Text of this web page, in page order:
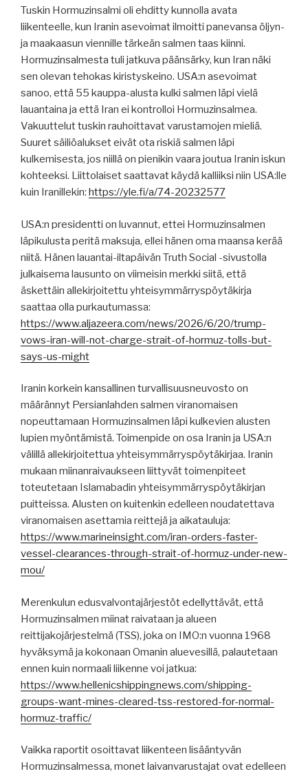
Tuskin Hormuzinsalmi oli ehditty kunnolla avata
liikenteelle, kun Iranin asevoimat ilmoitti panevansa öljyn-
ja maakaasun viennille tärkeän salmen taas kiinni.
Hormuzinsalmesta tuli jatkuva päänsärky, kun Iran näki
sen olevan tehokas kiristyskeino. USA:n asevoimat
sanoo, että 55 kauppa-alusta kulki salmen läpi vielä
lauantaina ja että Iran ei kontrolloi Hormuzinsalmea.
Vakuuttelut tuskin rauhoittavat varustamojen mieliä.
Suuret säiliöalukset eivät ota riskiä salmen läpi
kulkemisesta, jos niillä on pienikin vaara joutua Iranin iskun
kohteeksi. Liittolaiset saattavat käydä kalliiksi niin USA:lle
kuin Iranillekin: https://yle.fi/a/74-20232577
USA:n presidentti on luvannut, ettei Hormuzinsalmen
läpikulusta peritä maksuja, ellei hänen oma maansa kerää
niitä. Hänen lauantai-iltapäivän Truth Social -sivustolla
julkaisema lausunto on viimeisin merkki siitä, että
äskettäin allekirjoitettu yhteisymmärryspöytäkirja
saattaa olla purkautumassa:
https://www.aljazeera.com/news/2026/6/20/trump-
vows-iran-will-not-charge-strait-of-hormuz-tolls-but-
says-us-might
Iranin korkein kansallinen turvallisuusneuvosto on
määrännyt Persianlahden salmen viranomaisen
nopeuttamaan Hormuzinsalmen läpi kulkevien alusten
lupien myöntämistä. Toimenpide on osa Iranin ja USA:n
välillä allekirjoitettua yhteisymmärryspöytäkirjaa. Iranin
mukaan miinanraivaukseen liittyvät toimenpiteet
toteutetaan Islamabadin yhteisymmärryspöytäkirjan
puitteissa. Alusten on kuitenkin edelleen noudatettava
viranomaisen asettamia reittejä ja aikatauluja:
https://www.marineinsight.com/iran-orders-faster-
vessel-clearances-through-strait-of-hormuz-under-new-
mou/
Merenkulun edusvalvontajärjestöt edellyttävät, että
Hormuzinsalmen miinat raivataan ja alueen
reittijakojärjestelmä (TSS), joka on IMO:n vuonna 1968
hyväksymä ja kokonaan Omanin aluevesillä, palautetaan
ennen kuin normaali liikenne voi jatkua:
https://www.hellenicshippingnews.com/shipping-
groups-want-mines-cleared-tss-restored-for-normal-
hormuz-traffic/
Vaikka raportit osoittavat liikenteen lisääntyvän
Hormuzinsalmessa, monet laivanvarustajat ovat edelleen